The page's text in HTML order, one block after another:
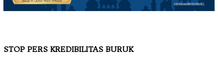
STOP PERS KREDIBILITAS BURUK